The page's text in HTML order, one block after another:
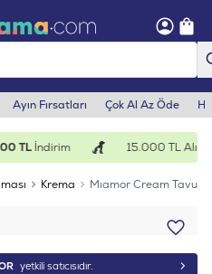
Ayın Fırsatları Çok Al Az Öde
TLİndirim 15.000 TL
Krema
Mıamor Cream Tavuk
yetkili satıcısıdır.